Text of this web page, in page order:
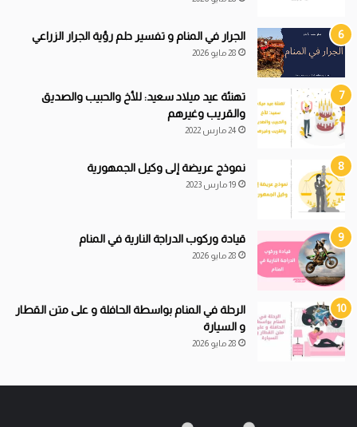
الجرار في المنام و تفسير حلم رؤية الجرار الزراعي
28 مايو 2026
تهنئة عيد ميلاد سعيد: للأخ والحبيب والصديق
والقريب وغيرهم
24 مارس 2022
نموذج عريضة إلى وكيل الجمهورية
19 مارس 2023
قيادةوركوب الدراجة النارية في المنام
28 مايو 2026
الرحلة في المنام بواسطة الحافلة و على متن القطار
و السيارة
28 مايو 2026